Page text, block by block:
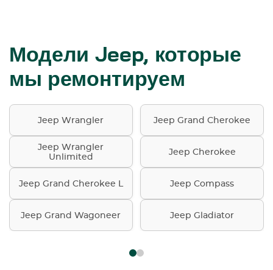
Модели Jeep, которые
мы ремонтируем
Jeep Wrangler Jeep Grand Cherokee
Jeep Wrangler
Unlimited
Jeep Cherokee
Jeep Grand Cherokee L Jeep Compass
Jeep Grand Wagoneer Jeep Gladiator